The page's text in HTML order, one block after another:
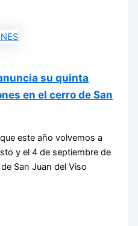
su quinta
en el cerro de San
este año volvemos a
y el 4 de septiembre de
San Juan del Viso